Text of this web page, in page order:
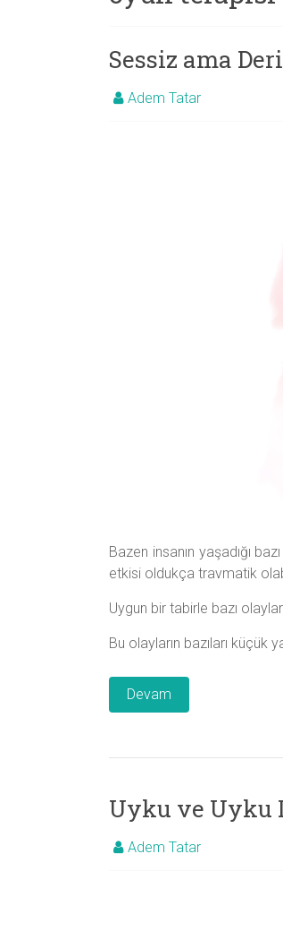
Sessiz ama
Adem Tatar
Bazen insanın yaşadığı
etkisi oldukça travmatik
Uygun bir tabirle bazı
Bu olayların bazıları küçük
Devam
Uyku ve Uyku
Adem Tatar